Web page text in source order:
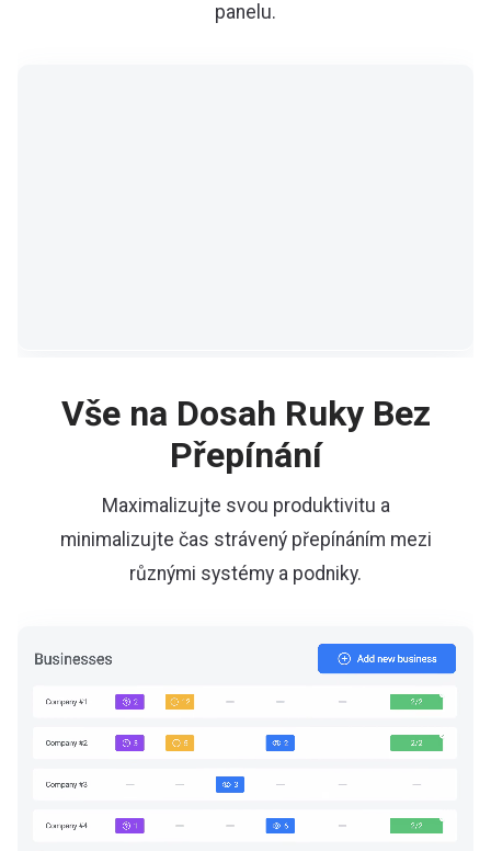
panelu.
Vše na Dosah Ruky Bez
Přepínání
Maximalizujte svou produktivitu a
minimalizujte čas strávený přepínáním mezi
různými systémy a podniky.